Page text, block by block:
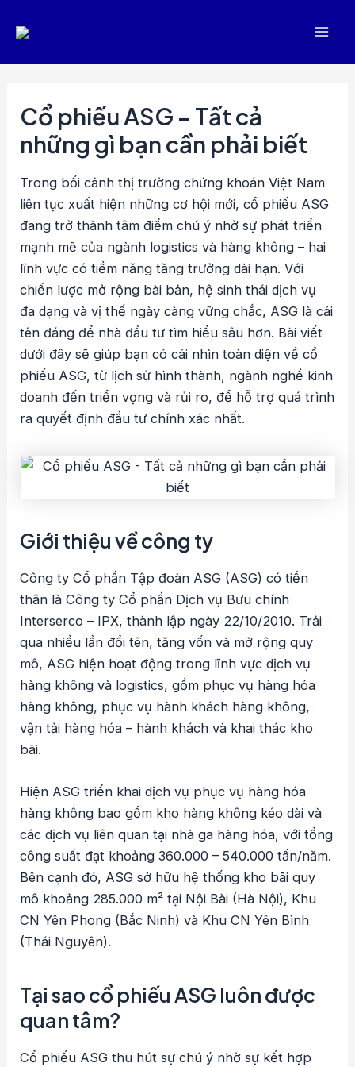
Cổ phiếu ASG – Tất cả
những gì bạn cần phải biết
Trong bối cảnh thị trường chứng khoán Việt Nam
liên tục xuất hiện những cơ hội mới, cổ phiếu ASG
đang trở thành tâm điểm chú ý nhờ sự phát triển
mạnh mẽ của ngành logistics và hàng không – hai
lĩnh vực có tiềm năng tăng trưởng dài hạn. Với
chiến lược mở rộng bài bản, hệ sinh thái dịch vụ
đa dạng và vị thế ngày càng vững chắc, ASG là cái
tên đáng để nhà đầu tư tìm hiểu sâu hơn. Bài viết
dưới đây sẽ giúp bạn có cái nhìn toàn diện về cổ
phiếu ASG, từ lịch sử hình thành, ngành nghề kinh
doanh đến triển vọng và rủi ro, để hỗ trợ quá trình
ra quyết định đầu tư chính xác nhất.
Giới thiệu về công ty
Công ty Cổ phần Tập đoàn ASG (ASG) có tiền
thân là Công ty Cổ phần Dịch vụ Bưu chính
Interserco – IPX, thành lập ngày 22/10/2010. Trải
qua nhiều lần đổi tên, tăng vốn và mở rộng quy
mô, ASG hiện hoạt động trong lĩnh vực dịch vụ
hàng không và logistics, gồm phục vụ hàng hóa
hàng không, phục vụ hành khách hàng không,
vận tải hàng hóa – hành khách và khai thác kho
bãi.
Hiện ASG triển khai dịch vụ phục vụ hàng hóa
hàng không bao gồm kho hàng không kéo dài và
các dịch vụ liên quan tại nhà ga hàng hóa, với tổng
công suất đạt khoảng 360.000 – 540.000 tấn/năm.
Bên cạnh đó, ASG sở hữu hệ thống kho bãi quy
mô khoảng 285.000 m² tại Nội Bài (Hà Nội), Khu
CN Yên Phong (Bắc Ninh) và Khu CN Yên Bình
(Thái Nguyên).
Tại sao cổ phiếu ASG luôn được
quan tâm?
Cổ phiếu ASG thu hút sự chú ý nhờ sự kết hợp